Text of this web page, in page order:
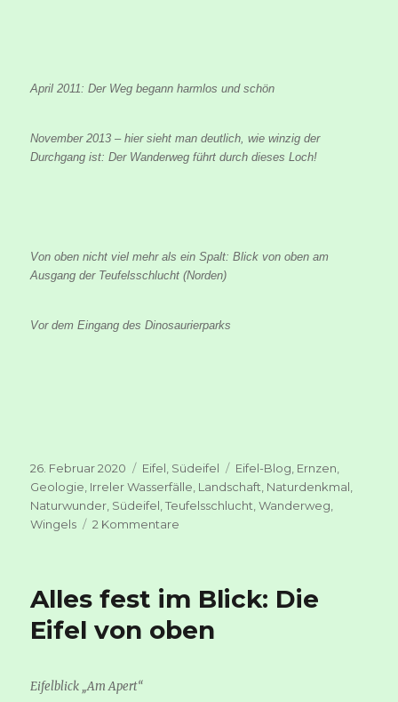
April 2011: Der Weg begann harmlos und schön
November 2013 – hier sieht man deutlich, wie winzig der
Durchgang ist: Der Wanderweg führt durch dieses Loch!
Von oben nicht viel mehr als ein Spalt: Blick von oben am
Ausgang der Teufelsschlucht (Norden)
Vor dem Eingang des Dinosaurierparks
Veröffentlicht
am
26. Februar 2020 Kategorien
Eifel Südeifel Schlagwörter
Eifel-Blog Ernzen
Geologie Irreler Wasserfälle Landschaft Naturdenkmal
Naturwunder Südeifel ,Teufelsschlucht ,Wanderweg
Wingels
2 Kommentare
Teufel,
Felsen
Alles fest im Blick: Die
Eifel von oben
Eifelblick „Am Apert“